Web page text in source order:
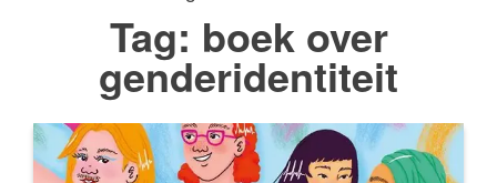
Tag: boek over
genderidentiteit